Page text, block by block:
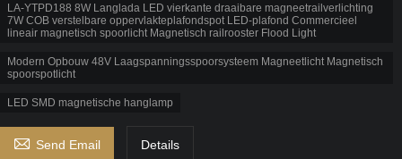
LA-YTPD188 8W Langlada LED vierkante draaibare magneetrailverlichting
7W COB verstelbare oppervlakteplafondspot LED-plafond Commercieel
lineair magnetisch spoorlicht Magnetisch railrooster Flood Light
Modern Opbouw 48V Laagspanningsspoorsysteem Magneetlicht Magnetisch
spoorspotlicht
LED SMD magnetische hanglamp
 Send Email Details